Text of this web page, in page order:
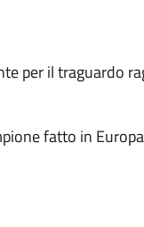
per il traguardo
fatto in